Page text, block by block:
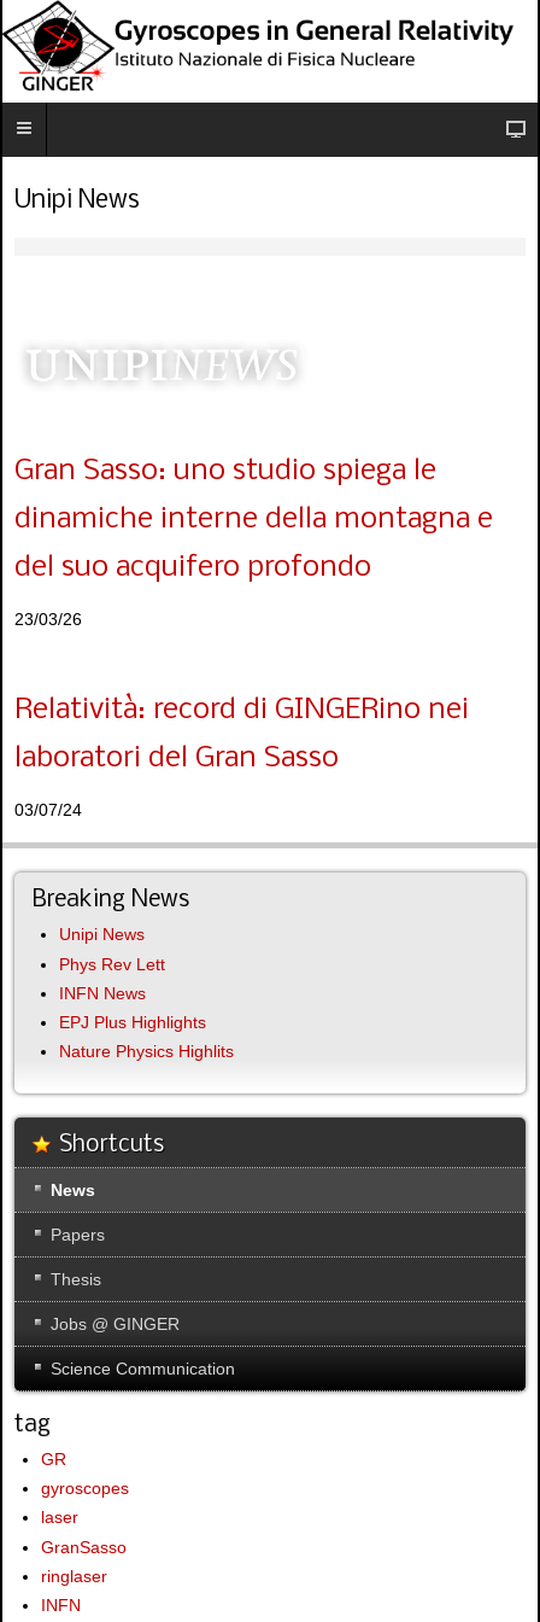
Unipi News
Gran Sasso: uno studio spiega le
dinamiche interne della montagna e
del suo acquifero profondo
23/03/26
Relatività: record di GINGERino nei
laboratori del Gran Sasso
03/07/24
Breaking News
Unipi News
Phys Rev Lett
INFN News
EPJ Plus Highlights
Nature Physics Highlits
Shortcuts
News
Papers
Thesis
Jobs @ GINGER
Science Communication
tag
GR
gyroscopes
laser
GranSasso
ringlaser
INFN